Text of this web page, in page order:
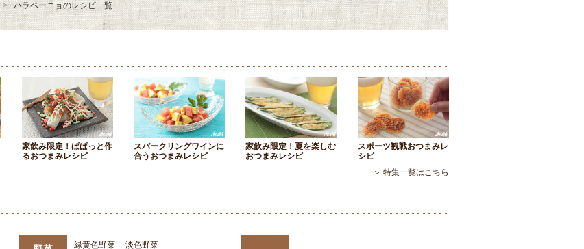
ハラペーニョのレシピ一覧
家飲み限定！ぱぱっと作
るおつまみレシピ
スパークリングワインに
合うおつまみレシピ
家飲み限定！夏を楽しむ
おつまみレシピ
スポーツ観戦おつまみレ
シピ
＞ 特集一覧はこちら
緑黄色野菜
淡色野菜